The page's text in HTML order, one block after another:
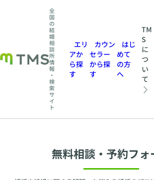
全
国
の
結
婚
相
談
所
情
報
・
検
索
サ
イ
ト
エリ
アか
ら探
す
カウン
セラー
から探
す
はじ
めて
の方
へ
TM
S
に
つ
い
て
無料相談・予約フォ